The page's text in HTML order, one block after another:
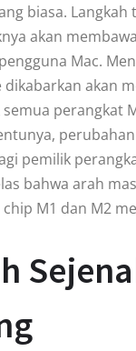
biasa.
akan
Mac.
dikabarkan akan
perangkat
pemilik
bahwa arah
M1 dan M2